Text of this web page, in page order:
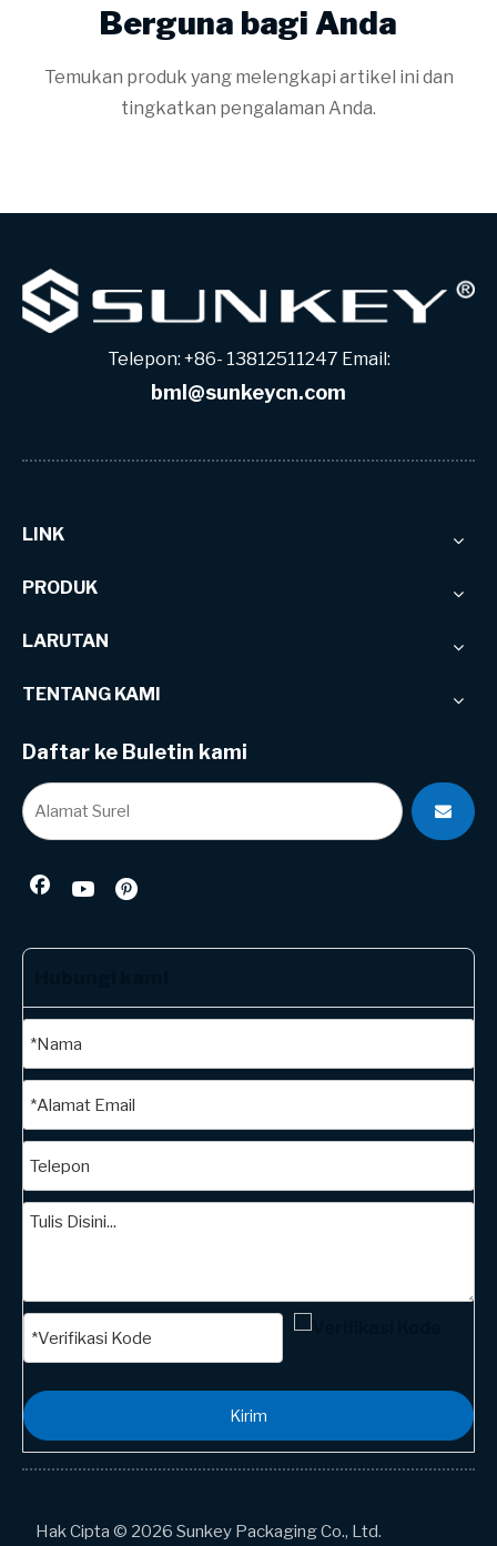
Berguna bagi Anda
Temukan produk yang melengkapi artikel ini dan
tingkatkan pengalaman Anda.
Telepon: +86- 13812511247 Email:
bml@sunkeycn.com
LINK
PRODUK
LARUTAN
TENTANG KAMI
Daftar ke Buletin kami
Kirim
Hak Cipta © 2026 Sunkey Packaging Co., Ltd.